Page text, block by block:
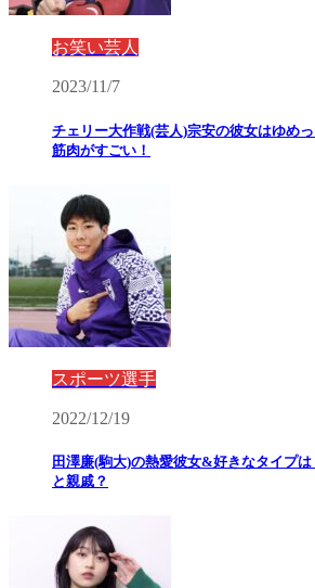
お笑い芸人
2023/11/7
チェリー大作戦(芸人)宗安の彼女はゆめ
筋肉がすごい！
スポーツ選手
2022/12/19
田澤廉(駒大)の熱愛彼女&好きなタイプ
と親戚？